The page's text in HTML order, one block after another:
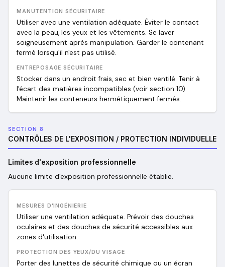
MANUTENTION SÉCURITAIRE
Utiliser avec une ventilation adéquate. Éviter le contact
avec la peau, les yeux et les vêtements. Se laver
soigneusement après manipulation. Garder le contenant
fermé lorsqu'il n'est pas utilisé.
ENTREPOSAGE SÉCURITAIRE
Stocker dans un endroit frais, sec et bien ventilé. Tenir à
l'écart des matières incompatibles (voir section 10).
Maintenir les conteneurs hermétiquement fermés.
SECTION 8
CONTRÔLES DE L'EXPOSITION / PROTECTION INDIVIDUELLE
Limites d'exposition professionnelle
Aucune limite d'exposition professionnelle établie.
MESURES D'INGÉNIERIE
Utiliser une ventilation adéquate. Prévoir des douches
oculaires et des douches de sécurité accessibles aux
zones d'utilisation.
PROTECTION DES YEUX/DU VISAGE
Porter des lunettes de sécurité chimique ou un écran